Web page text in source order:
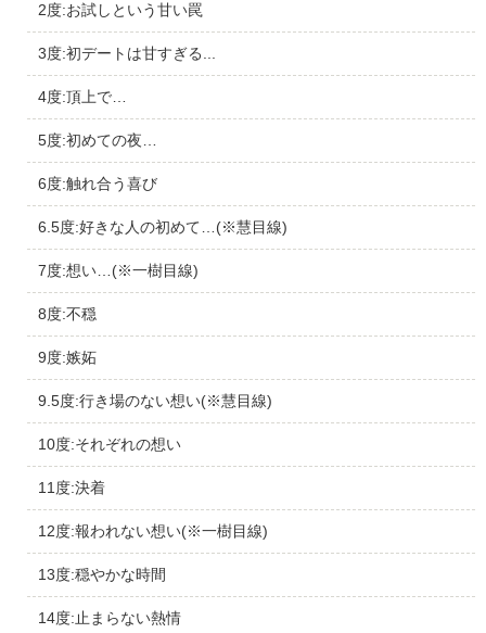
2度:お試しという甘い罠
3度:初デートは甘すぎる...
4度:頂上で…
5度:初めての夜…
6度:触れ合う喜び
6.5度:好きな人の初めて…(※慧目線)
7度:想い…(※一樹目線)
8度:不穏
9度:嫉妬
9.5度:行き場のない想い(※慧目線)
10度:それぞれの想い
11度:決着
12度:報われない想い(※一樹目線)
13度:穏やかな時間
14度:止まらない熱情